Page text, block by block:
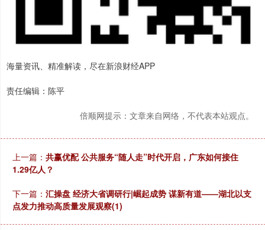
海量资讯、精准解读，尽在新浪财经APP
责任编辑：陈平
倍顺网提示：文章来自网络，不代表本站观点。
上一篇： 共赢优配 公共服务“随人走”时代开启，广东如何接住
1.29亿人？
下一篇： 汇操盘 经济大省调研行|崛起成势 谋新有道——湖北以支
点发力推动高质量发展观察(1)